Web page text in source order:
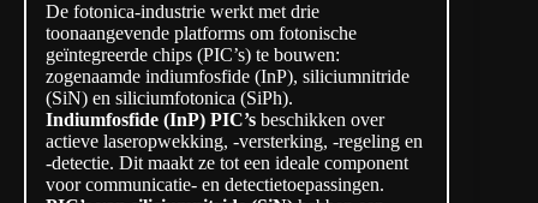
De fotonica-industrie werkt met drie
toonaangevende platforms om fotonische
geïntegreerde chips (PIC’s) te bouwen:
zogenaamde indiumfosfide (InP), siliciumnitride
(SiN) en siliciumfotonica (SiPh).
Indiumfosfide (InP) PIC’s beschikken over
actieve laseropwekking, -versterking, -regeling en
-detectie. Dit maakt ze tot een ideale component
voor communicatie- en detectietoepassingen.